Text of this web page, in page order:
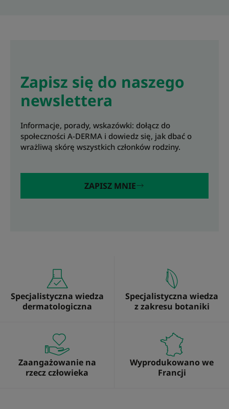
Zapisz się do naszego
newslettera
Informacje, porady, wskazówki: dołącz do
społeczności A-DERMA i dowiedz się, jak dbać o
wrażliwą skórę wszystkich członków rodziny.
ZAPISZ MNIE
Specjalistyczna wiedza
dermatologiczna
Specjalistyczna wiedza
z zakresu botaniki
Zaangażowanie na
rzecz człowieka
Wyprodukowano we
Francji